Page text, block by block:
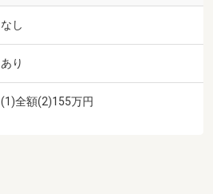
なし
あり
(1)全額(2)155万円